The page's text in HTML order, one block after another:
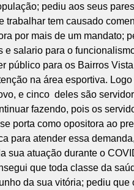
pediu aos seus
tem causado
por mais de um mandato;
salario para o
para os Bairros
na área esportiva.
e cinco deles são
fazendo, pois os
porta como opositora ao
para atender essa
atuação durante o
que toda classe da
da sua vitória; pediu